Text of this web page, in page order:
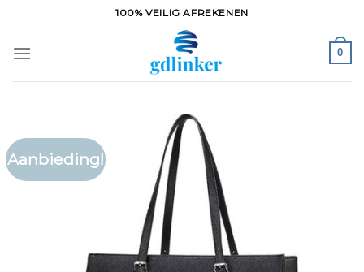
inhoud
100% VEILIG AFREKENEN
0
Aanbieding!